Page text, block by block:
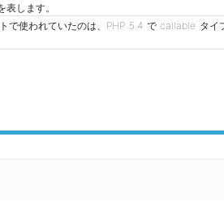
します。
で使われていたのは、PHP 5.4 で callable タイ